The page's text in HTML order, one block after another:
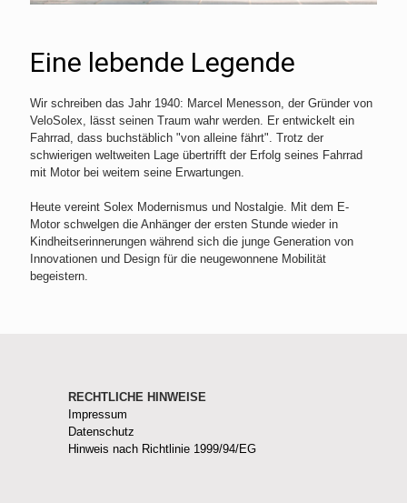
Eine lebende Legende
Wir schreiben das Jahr 1940: Marcel Menesson, der Gründer von
VeloSolex, lässt seinen Traum wahr werden. Er entwickelt ein
Fahrrad, dass buchstäblich "von alleine fährt". Trotz der
schwierigen weltweiten Lage übertrifft der Erfolg seines Fahrrad
mit Motor bei weitem seine Erwartungen.
Heute vereint Solex Modernismus und Nostalgie. Mit dem E-
Motor schwelgen die Anhänger der ersten Stunde wieder in
Kindheitserinnerungen während sich die junge Generation von
Innovationen und Design für die neugewonnene Mobilität
begeistern.
RECHTLICHE HINWEISE
Impressum
Datenschutz
Hinweis nach Richtlinie 1999/94/EG